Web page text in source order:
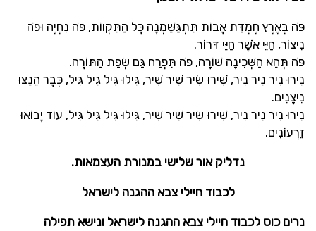
פֹּה בְּאֶרֶץ חֶמְדַּת אָבוֹת תִּתְגַּשֵּׁמְנָה כָּל הַתִּקְווֹת, פֹּה נִחְיֶה וּפֹה
נִיצוֹר, חַיֵּי אֹשֶׁר חַיֵּי דּרוֹר.
פֹּה תְּהֵא הַשְּׁכִינָה שׁוֹרָה, פֹּה תִּפְרַח גַּם שְׂפַת הַתּוֹרָה.
נִירוּ נִיר נִיר נִיר, שִׁירוּ שִׂיר שִׁיר שִׁיר, גִּילוּ גִּיל גִּיל גִּיל, כְּבָר הֵנֵצּוּ
נִיצָנִים.
נִירוּ נִיר נִיר נִיר, שִׁירוּ שִׂיר שִׁיר שִׁיר, גִּילוּ גִּיל גִּיל גִּיל, עוֹד יָבוֹאוּ
זֵרְעוֹנִים.
נדליק אור שלישי במנורת העצמאות.
לכבוד חיילי צבא ההגנה לישראל
נרים כוס לכבוד חיילי צבא ההגנה לישראל ונישא תפילה